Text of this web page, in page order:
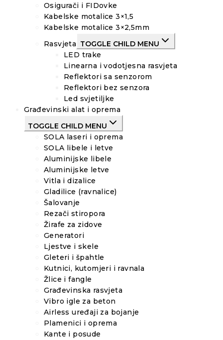
Osigurači i FIDovke
Kabelske motalice 3×1,5
Kabelske motalice 3×2,5mm
Rasvjeta TOGGLE CHILD MENU
LED trake
Linearna i vodotjesna rasvjeta
Reflektori sa senzorom
Reflektori bez senzora
Led svjetiljke
Građevinski alat i oprema
TOGGLE CHILD MENU
SOLA laseri i oprema
SOLA libele i letve
Aluminijske libele
Aluminijske letve
Vitla i dizalice
Gladilice (ravnalice)
Šalovanje
Rezači stiropora
Žirafe za zidove
Generatori
Ljestve i skele
Gleteri i špahtle
Kutnici, kutomjeri i ravnala
Žlice i fangle
Građevinska rasvjeta
Vibro igle za beton
Airless uređaji za bojanje
Plamenici i oprema
Kante i posude